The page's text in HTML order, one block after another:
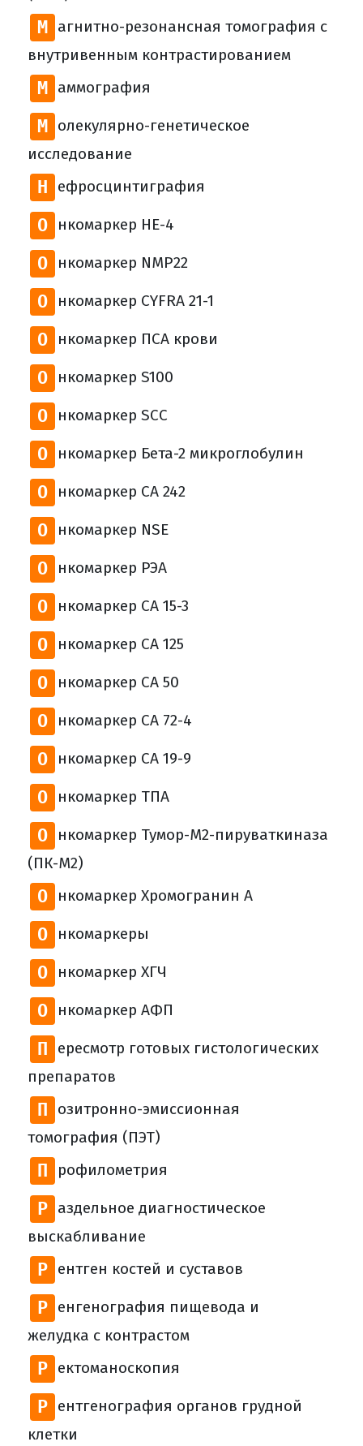
М агнитно-резонансная томография с
внутривенным контрастированием
М аммография
М олекулярно-генетическое
исследование
Н ефросцинтиграфия
О нкомаркер НЕ-4
О нкомаркер NMP22
О нкомаркер CYFRA 21-1
О нкомаркер ПСА крови
О нкомаркер S100
О нкомаркер SCC
О нкомаркер Бета-2 микроглобулин
О нкомаркер СА 242
О нкомаркер NSE
О нкомаркер РЭА
О нкомаркер СА 15-3
О нкомаркер СА 125
О нкомаркер СА 50
О нкомаркер СА 72-4
О нкомаркер СА 19-9
О нкомаркер ТПА
О
нкомаркер Тумор-М2-пируваткиназа
(ПК-М2)
О нкомаркер Хромогранин А
О нкомаркеры
О нкомаркер ХГЧ
О нкомаркер АФП
П
ересмотр готовых гистологических
препаратов
П
озитронно-эмиссионная
томография (ПЭТ)
П рофилометрия
Р аздельное диагностическое
выскабливание
Р ентген костей и суставов
Р енгенография пищевода и
желудка с контрастом
Р ектоманоскопия
Р ентгенография органов грудной
клетки